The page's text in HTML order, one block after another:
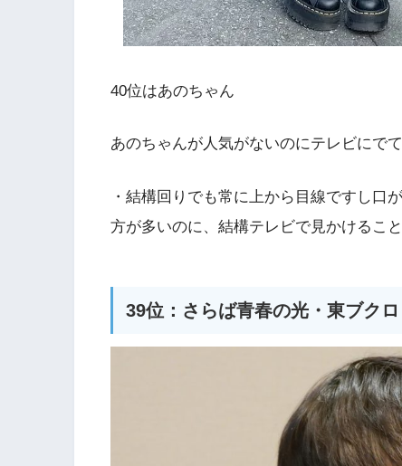
40位はあのちゃん
あのちゃんが人気がないのにテレビにで
・結構回りでも常に上から目線ですし口
方が多いのに、結構テレビで見かけるこ
39位：さらば青春の光・東ブクロ